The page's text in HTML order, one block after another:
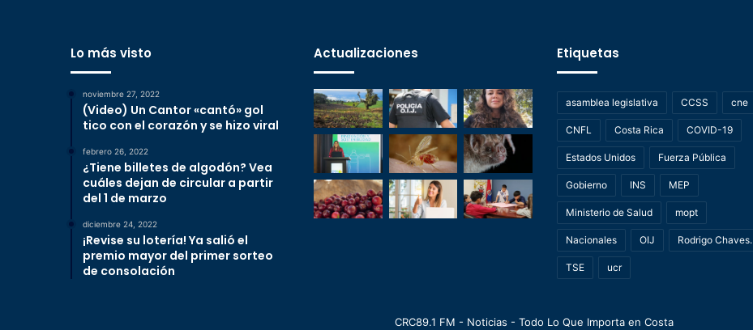
Lo más visto
noviembre 27, 2022
(Video) Un Cantor «cantó» gol
tico con el corazón y se hizo viral
febrero 26, 2022
¿Tiene billetes de algodón? Vea
cuáles dejan de circular a partir
del 1 de marzo
diciembre 24, 2022
¡Revise su lotería! Ya salió el
premio mayor del primer sorteo
de consolación
Actualizaciones Etiquetas
asamblea legislativa CCSS cne
CNFL Costa Rica COVID-19
Estados Unidos Fuerza Pública
Gobierno INS MEP
Ministerio de Salud mopt
Nacionales OIJ Rodrigo Chaves.
TSE ucr
CRC89.1 FM - Noticias - Todo Lo Que Importa en Costa